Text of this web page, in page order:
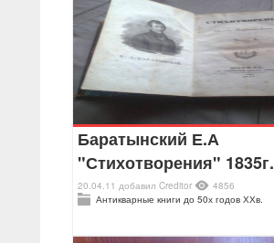
Баратынский Е.А
"Стихотворения" 1835г.
20.04.11 добавил Creditor
4856
Антикварные книги до 50х годов ХХв.